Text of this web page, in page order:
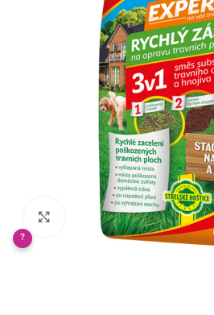
Klikněte pro zvětšení
?